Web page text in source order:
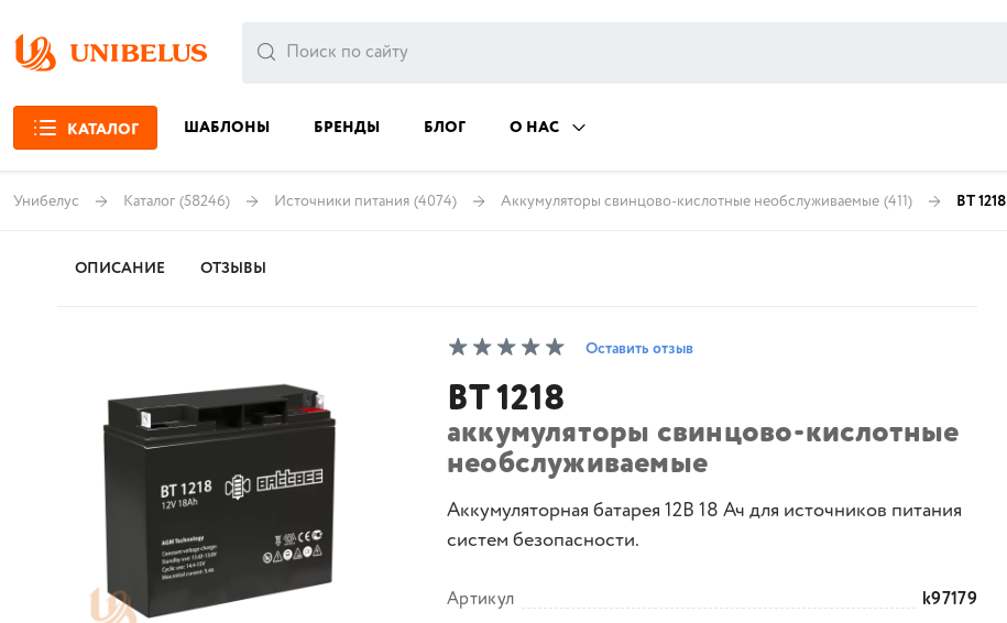
КАТАЛОГ ШАБЛОНЫ БРЕНДЫ БЛОГ О НАС
Унибелус Каталог (58246) Источники питания (4074) Аккумуляторы свинцово-кислотные необслуживаемые (411) BT 1218
ОПИСАНИЕ ОТЗЫВЫ
Оставить отзыв
BT 1218
аккумуляторы свинцово-кислотные
необслуживаемые
Аккумуляторная батарея 12В 18 Ач для источников питания
систем безопасности.
Артикул
k97179